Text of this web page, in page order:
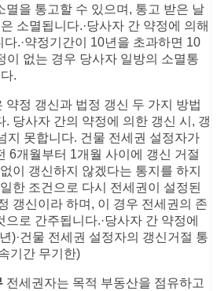
멸을 통고할 수 있으며, 통고 받은 날
소멸됩니다.·당사자 간 약정에 의해
.·약정기간이 10년을 초과하면 10
이 없는 경우 당사자 일방의 소멸통
.
약정 갱신과 법정 갱신 두 가지 방법
. 당사자 간의 약정에 의한 갱신 시, 갱
지 못합니다. 건물 전세권 설정자가
6개월부터 1개월 사이에 갱신 거절
이 갱신하지 않겠다는 통지를 하지
한 조건으로 다시 전세권이 설정된
갱신이라 하며, 이 경우 전세권의 존
로 간주됩니다.·당사자 간 약정에
)·건물 전세권 설정자의 갱신거절 통
기간 무기한)
전세권자는 목적 부동산을 점유하고